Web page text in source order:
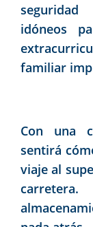
idóneos
familiar
Con una
sentirá
viaje al